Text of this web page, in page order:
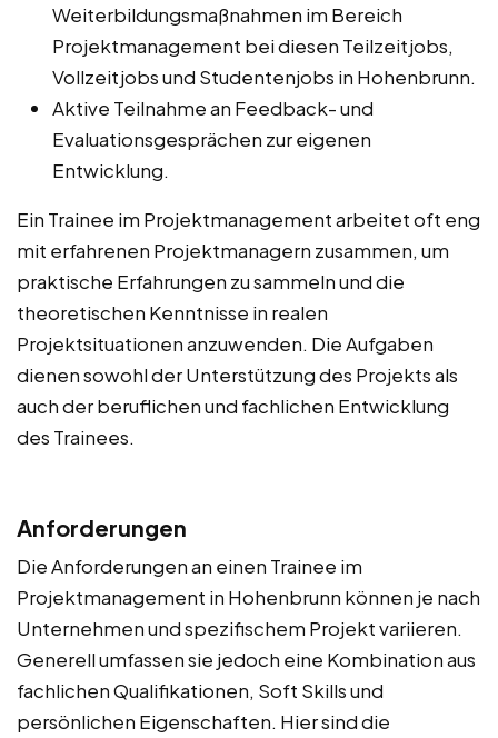
Weiterbildungsmaßnahmen im Bereich
Projektmanagement bei diesen Teilzeitjobs,
Vollzeitjobs und Studentenjobs in Hohenbrunn.
Aktive Teilnahme an Feedback- und
Evaluationsgesprächen zur eigenen
Entwicklung.
Ein Trainee im Projektmanagement arbeitet oft eng
mit erfahrenen Projektmanagern zusammen, um
praktische Erfahrungen zu sammeln und die
theoretischen Kenntnisse in realen
Projektsituationen anzuwenden. Die Aufgaben
dienen sowohl der Unterstützung des Projekts als
auch der beruflichen und fachlichen Entwicklung
des Trainees.
Anforderungen
Die Anforderungen an einen Trainee im
Projektmanagement in Hohenbrunn können je nach
Unternehmen und spezifischem Projekt variieren.
Generell umfassen sie jedoch eine Kombination aus
fachlichen Qualifikationen, Soft Skills und
persönlichen Eigenschaften. Hier sind die